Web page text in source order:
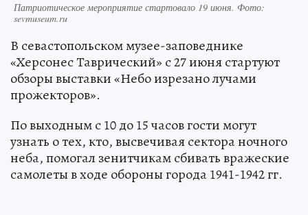
Патриотическое мероприятие стартовало 19 июня. Фото:
sevmuseum.ru
В севастопольском музее-заповеднике
«Херсонес Таврический» с 27 июня стартуют
обзоры выставки «Небо изрезано лучами
прожекторов».
По выходным с 10 до 15 часов гости могут
узнать о тех, кто, высвечивая сектора ночного
неба, помогал зенитчикам сбивать вражеские
самолеты в ходе обороны города 1941-1942 гг.